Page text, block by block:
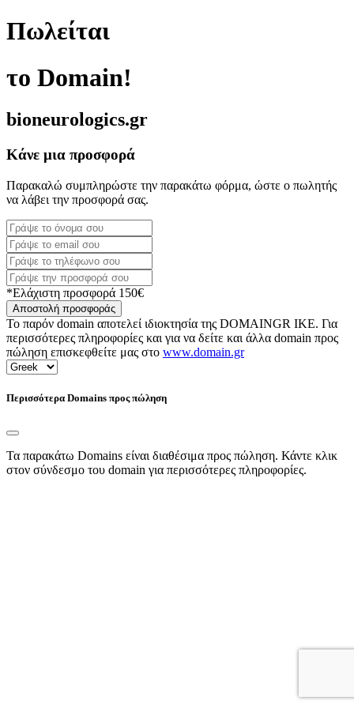
Πωλείται
το Domain!
bioneurologics.gr
Κάνε μια προσφορά
Παρακαλώ συμπληρώστε την παρακάτω φόρμα, ώστε ο πωλητής
να λάβει την προσφορά σας.
*Ελάχιστη προσφορά 150€
Αποστολή προσφοράς
Το παρόν domain αποτελεί ιδιοκτησία της DOMAINGR ΙΚΕ. Για
περισσότερες πληροφορίες και για να δείτε και άλλα domain προς
πώληση επισκεφθείτε μας στο www.domain.gr
Περισσότερα Domains προς πώληση
Τα παρακάτω Domains είναι διαθέσιμα προς πώληση. Κάντε κλικ
στον σύνδεσμο του domain για περισσότερες πληροφορίες.